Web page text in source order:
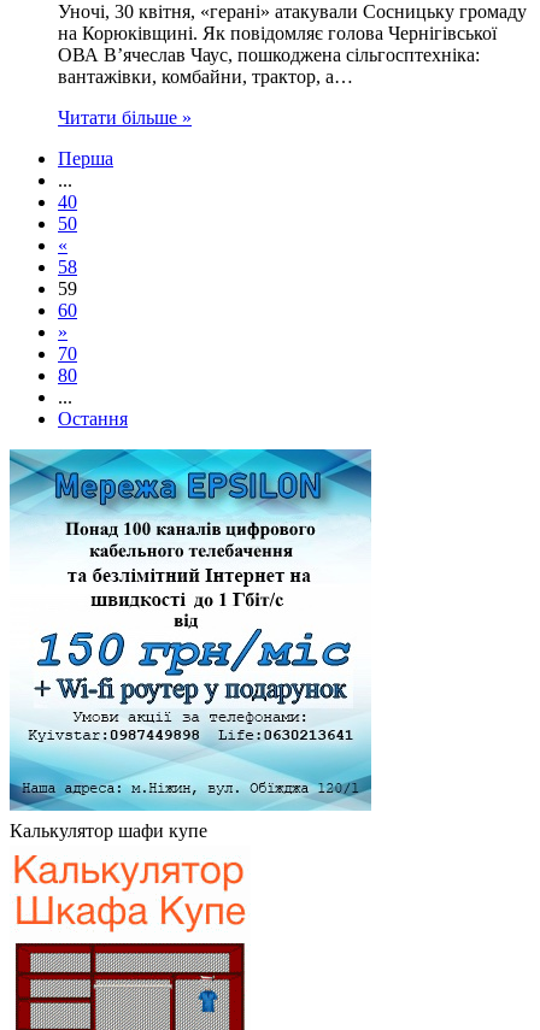
Уночі, 30 квітня, «герані» атакували Сосницьку громаду
на Корюківщині. Як повідомляє голова Чернігівської
ОВА В’ячеслав Чаус, пошкоджена сільгосптехніка:
вантажівки, комбайни, трактор, а…
Читати більше »
Перша
...
40
50
«
58
59
60
»
70
80
...
Остання
Калькулятор шафи купе